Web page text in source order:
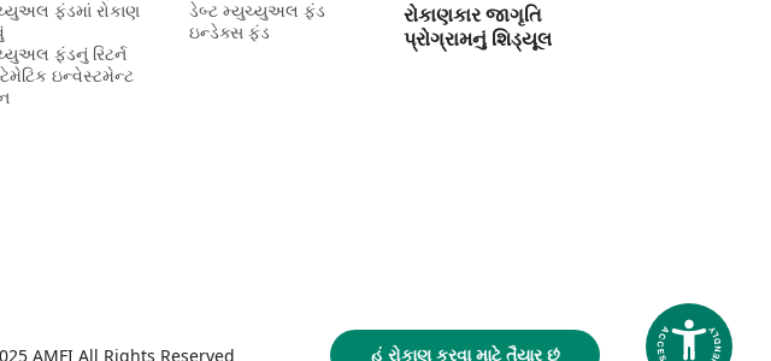
ફંડમાં રોકાણ
ફંડનું રિટર્ન
ઇન્વેસ્ટમેન્ટ
ડેબ્ટ મ્યુચ્યુઅલ ફંડ
ઇન્ડેક્સ ફંડ
રોકાણકાર જાગૃતિ
પ્રોગ્રામનું શિડ્યૂલ
AMFI All Rights Reserved હું રોકાણ કરવા માટે તૈયાર છું